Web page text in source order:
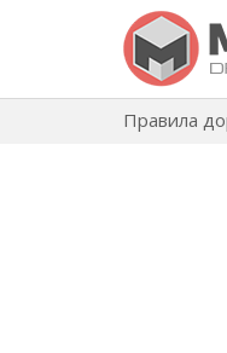
Правила